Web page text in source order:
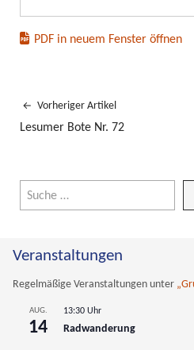
PDF in neuem Fenster öffnen
Vorheriger Artikel
Lesumer Bote Nr. 72
Veranstaltungen
Regelmäßige Veranstaltungen unter
AUG.
14
13:30 Uhr
Radwanderung